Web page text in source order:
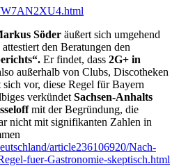
Söder äußert sich umgehend
den Beratungen den
Er findet, dass 2G+ in
außerhalb von Clubs, Discotheken
vor, diese Regel für Bayern
verkündet Sachsen-Anhalts
mit der Begründung, die
nicht mit signifikanten Zahlen in
article236106920/Nach-
fuer-Gastronomie-skeptisch.html